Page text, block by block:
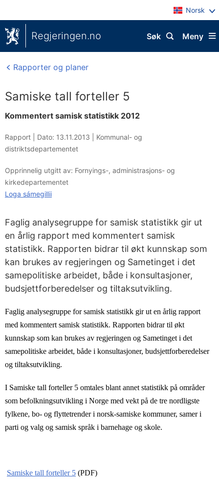
Norsk
Regjeringen.no Meny
Søk
Rapporter og planer
Samiske tall forteller 5
Kommentert samisk statistikk 2012
Rapport | Dato: 13.11.2013
Kommunal- og
distriktsdepartementet
Opprinnelig utgitt av: Fornyings-, administrasjons- og
kirkedepartementet
Loga sámegillii
Faglig analysegruppe for samisk statistikk gir ut
en årlig rapport med kommentert samisk
statistikk. Rapporten bidrar til økt kunnskap som
kan brukes av regjeringen og Sametinget i det
samepolitiske arbeidet, både i konsultasjoner,
budsjettforberedelser og tiltaksutvikling.
Faglig analysegruppe for samisk statistikk gir ut en årlig rapport
med kommentert samisk statistikk. Rapporten bidrar til økt
kunnskap som kan brukes av regjeringen og Sametinget i det
samepolitiske arbeidet, både i konsultasjoner, budsjettforberedelser
og tiltaksutvikling.
I Samiske tall forteller 5 omtales blant annet statistikk på områder
som befolkningsutvikling i Norge med vekt på de tre nordligste
fylkene, bo- og flyttetrender i norsk-samiske kommuner, samer i
parti og valg og samisk språk i barnehage og skole.
Samiske tall forteller 5 (PDF)